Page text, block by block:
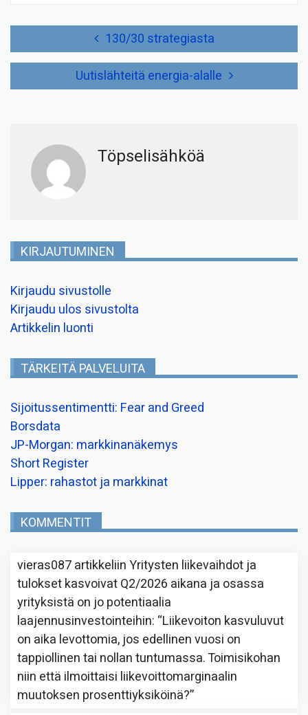
130/30 strategiasta
Uutislähteitä energia-alalle
Töpselisähköä
KIRJAUTUMINEN
Kirjaudu sivustolle
Kirjaudu ulos sivustolta
Artikkelin luonti
TÄRKEITÄ PALVELUITA
Sijoitussentimentti: Fear and Greed
Borsdata
JP-Morgan: markkinanäkemys
Short Register
Lipper: rahastot ja markkinat
KOMMENTIT
vieras087artikkeliinYritysten liikevaihdot ja
tulokset kasvoivat Q2/2026 aikana ja osassa
yrityksistä on jo potentiaalia
laajennusinvestointeihin: “Liikevoiton kasvuluvut
on aika levottomia, jos edellinen vuosi on
tappiollinen tai nollan tuntumassa. Toimisikohan
niin että ilmoittaisi liikevoittomarginaalin
muutoksen prosenttiyksiköinä?”